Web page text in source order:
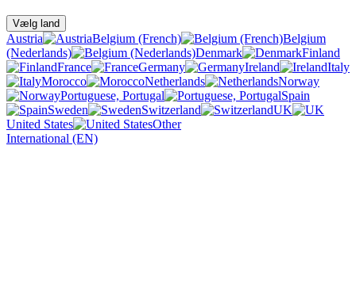
Vælg land
Austria Belgium (French)
Belgium
(Nederlands)
Denmark
Finland
France
Germany Ireland
Italy
Morocco
Netherlands
Norway
Portuguese, Portugal
Spain
Sweden
Switzerland
UK
United States
Other
International (EN)